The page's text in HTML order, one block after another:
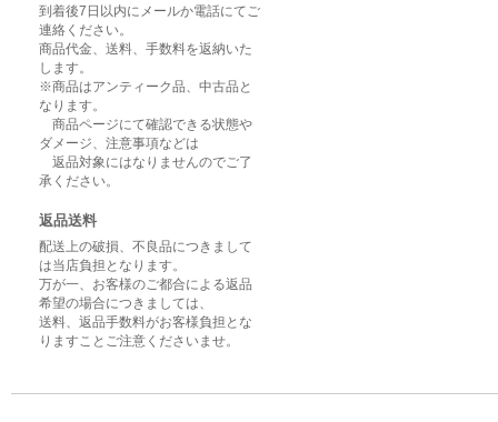
到着後7日以内にメールか電話にてご
連絡ください。
商品代金、送料、手数料を返納いた
します。
※商品はアンティーク品、中古品と
なります。
商品ページにて確認できる状態や
ダメージ、注意事項などは
返品対象にはなりませんのでご了
承ください。
返品送料
配送上の破損、不良品につきまして
は当店負担となります。
万が一、お客様のご都合による返品
希望の場合につきましては、
送料、返品手数料がお客様負担とな
りますことご注意くださいませ。